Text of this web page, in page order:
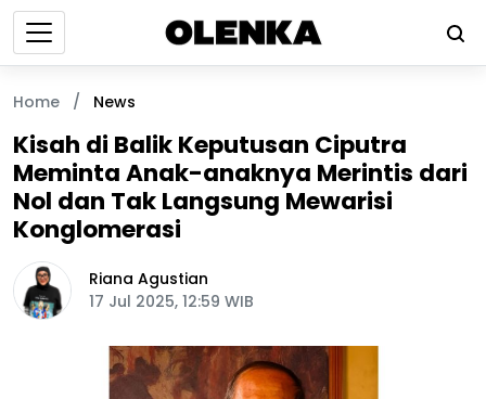
Home / News
Kisah di Balik Keputusan Ciputra
Meminta Anak-anaknya Merintis dari
Nol dan Tak Langsung Mewarisi
Konglomerasi
Riana Agustian
17 Jul 2025, 12:59 WIB